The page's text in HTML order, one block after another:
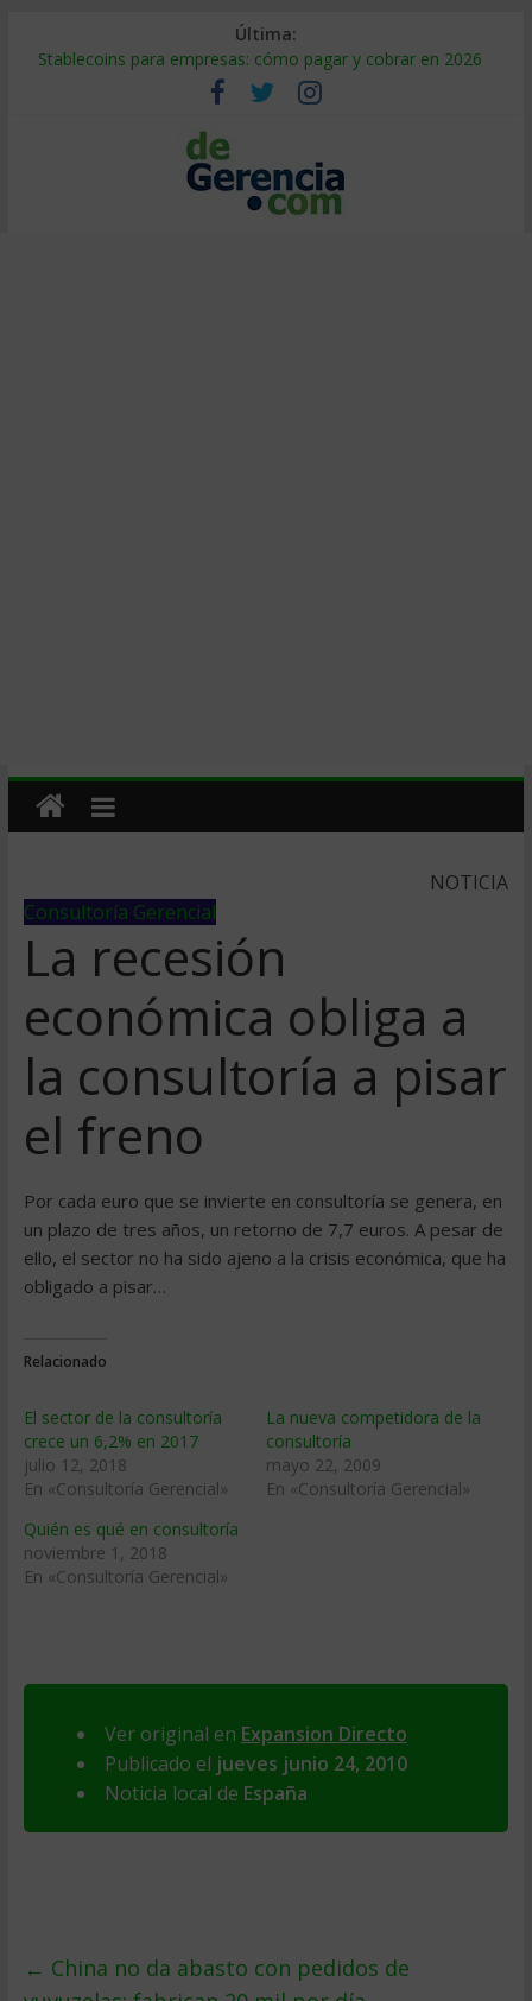
Última:
Stablecoins para empresas: cómo pagar y cobrar en 2026
Despido silencioso: qué es y por qué sale tan caro
IA en selección de personal: cómo auditarla a tiempo
Trabajo forzoso en la cadena de suministro: qué hacer
Mercado hispano de EE. UU.: cómo segmentarlo y venderle
NOTICIA
Consultoría Gerencial
La recesión
económica obliga a
la consultoría a pisar
el freno
Por cada euro que se invierte en consultoría se genera, en
un plazo de tres años, un retorno de 7,7 euros. A pesar de
ello, el sector no ha sido ajeno a la crisis económica, que ha
obligado a pisar…
Relacionado
El sector de la consultoría
crece un 6,2% en 2017
julio 12, 2018
En «Consultoría Gerencial»
La nueva competidora de la
consultoría
mayo 22, 2009
En «Consultoría Gerencial»
Quién es qué en consultoría
noviembre 1, 2018
En «Consultoría Gerencial»
Ver original en Expansion Directo
Publicado el jueves junio 24, 2010
Noticia local de España
← China no da abasto con pedidos de